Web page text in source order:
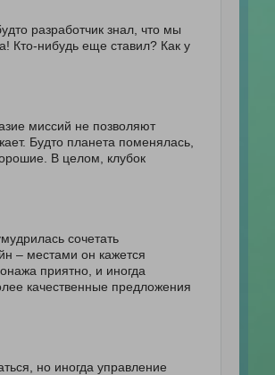
разработчик знал, что мы
Кто-нибудь еще ставил? Как у
миссий не позволяют
Будто планета поменялась,
В целом, клубок
сочетать
– местами он кажется
приятно, и иногда
качественные предложения
но иногда управление